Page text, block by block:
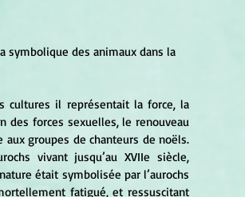
symbolique des animaux dans la
forces sexuelles, le renouveau
groupes de chanteurs de noëls.
vivant jusqu’au XVIIe siècle,
était symbolisée par l’aurochs
fatigué, et ressuscitant